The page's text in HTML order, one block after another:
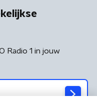
Radio 1 in jouw